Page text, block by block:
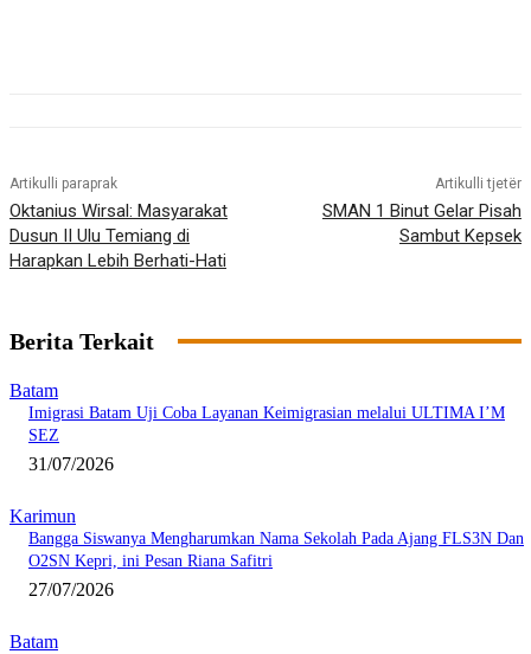
Artikulli paraprak
Oktanius Wirsal: Masyarakat
Dusun II Ulu Temiang di
Harapkan Lebih Berhati-Hati
Artikulli tjetër
SMAN 1 Binut Gelar Pisah
Sambut Kepsek
Berita Terkait
Batam
Imigrasi Batam Uji Coba Layanan Keimigrasian melalui ULTIMA I’M
SEZ
31/07/2026
Karimun
Bangga Siswanya Mengharumkan Nama Sekolah Pada Ajang FLS3N Dan
O2SN Kepri, ini Pesan Riana Safitri
27/07/2026
Batam